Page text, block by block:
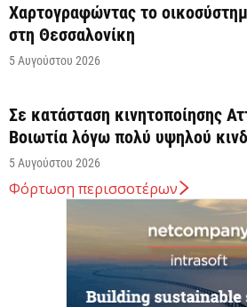
Χαρτογραφώντας το
στη Θεσσαλονίκη
5 Αυγούστου 2026
Σε κατάσταση κινητοποίησης
Βοιωτία λόγω πολύ υψηλού
5 Αυγούστου 2026
Άνω των 20 δισ. ευρώ οι
την έναρξη λειτουργίας της
5 Αυγούστου 2026
Φόρτωση περισσοτέρων